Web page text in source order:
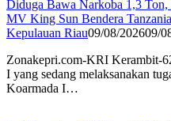
Diduga Bawa Narkoba 1,3
MV King Sun Bendera Tanzania
Kepulauan Riau09/08/202609/
Zonakepri.com-KRI Kerambit-
I yang sedang melaksanakan
Koarmada I…